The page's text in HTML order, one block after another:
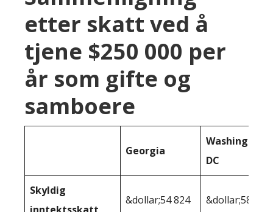
etter skatt ved å
tjene $250 000 per
år som gifte og
samboere
Georgia
Washington
DC
Skyldig
&dollar;54 824 &dollar;58 903